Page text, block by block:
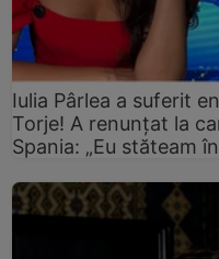
Iulia Pârlea a suferit
Torje! A renunțat la
Spania: „Eu stăteam